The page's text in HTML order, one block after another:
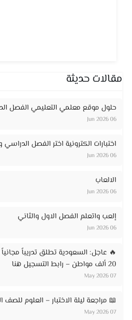
مقالات حديثة
حلول موقع معلمي التعليمي الفصل
06 Jun 2026
اختبارات الكترونية اختر الفصل
06 Jun 2026
الالعاب
06 Jun 2026
إلعب واتعلم الفصل الاول والثاني
06 Jun 2026
🔥 عاجل: السعودية تطلق تدريباً
20 ألف مواطن – رابط التسجيل هنا
07 May 2026
📖 مراجعة ليلة الاختبار – العلوم للصف
07 May 2026